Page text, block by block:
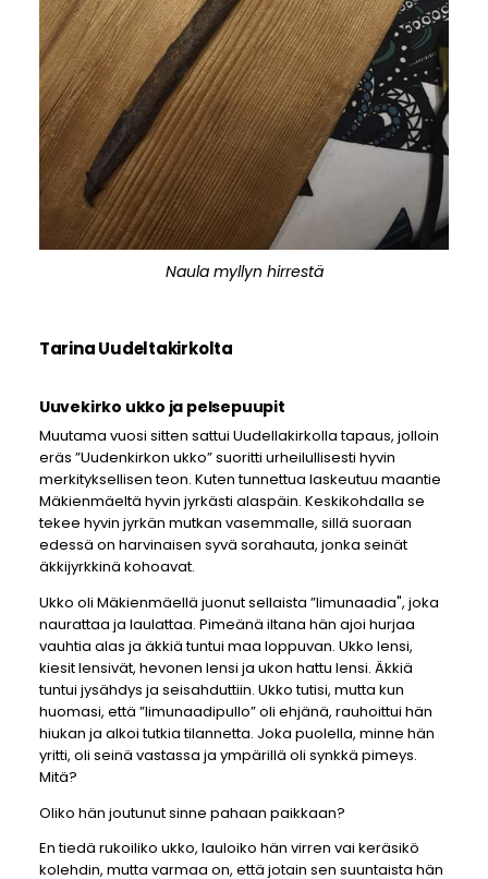
Naula myllyn hirrestä
Tarina Uudeltakirkolta
Uuvekirko ukko ja pelsepuupit
Muutama vuosi sitten sattui Uudellakirkolla tapaus, jolloin
eräs ”Uudenkirkon ukko” suoritti urheilullisesti hyvin
merkityksellisen teon. Kuten tunnettua laskeutuu maantie
Mäkienmäeltä hyvin jyrkästi alaspäin. Keskikohdalla se
tekee hyvin jyrkän mutkan vasemmalle, sillä suoraan
edessä on harvinaisen syvä sorahauta, jonka seinät
äkkijyrkkinä kohoavat.
Ukko oli Mäkienmäellä juonut sellaista ”limunaadia", joka
naurattaa ja laulattaa. Pimeänä iltana hän ajoi hurjaa
vauhtia alas ja äkkiä tuntui maa loppuvan. Ukko lensi,
kiesit lensivät, hevonen lensi ja ukon hattu lensi. Äkkiä
tuntui jysähdys ja seisahduttiin. Ukko tutisi, mutta kun
huomasi, että ”limunaadipullo” oli ehjänä, rauhoittui hän
hiukan ja alkoi tutkia tilannetta. Joka puolella, minne hän
yritti, oli seinä vastassa ja ympärillä oli synkkä pimeys.
Mitä?
Oliko hän joutunut sinne pahaan paikkaan?
En tiedä rukoiliko ukko, lauloiko hän virren vai keräsikö
kolehdin, mutta varmaa on, että jotain sen suuntaista hän